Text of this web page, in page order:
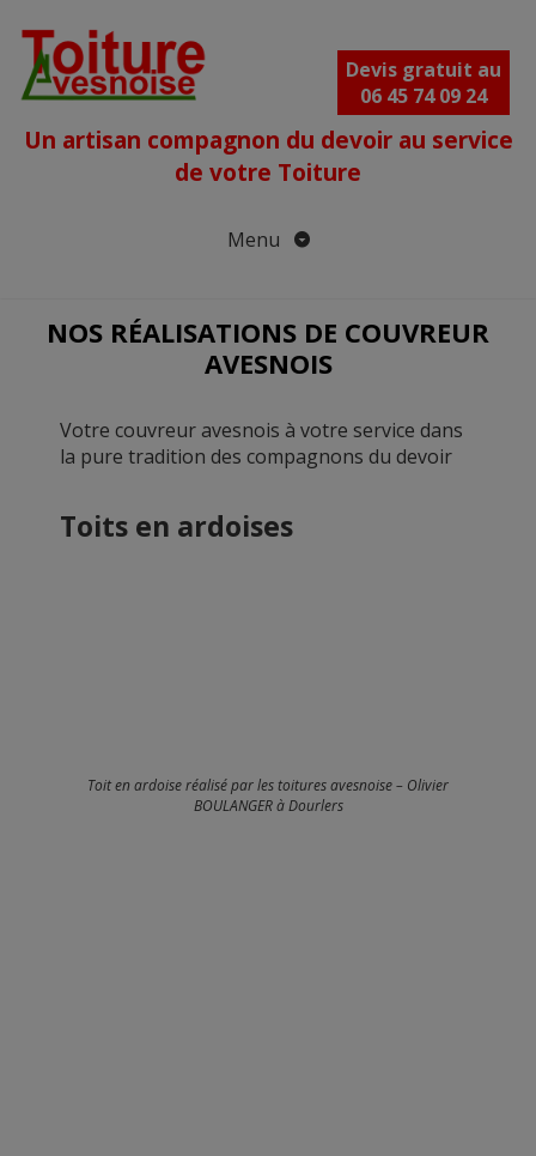
contenu
Un artisan compagnon du devoir au service
de votre Toiture
Devis gratuit au
06 45 74 09 24
Menu
NOS RÉALISATIONS DE COUVREUR
AVESNOIS
Votre couvreur avesnois à votre service dans
la pure tradition des compagnons du devoir
Toits en ardoises
Toit en ardoise réalisé par les toitures avesnoise – Olivier
BOULANGER à Dourlers